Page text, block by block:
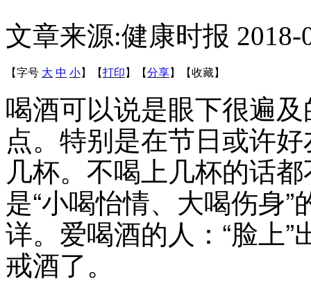
文章来源:健康时报 2018-
【字号 大 中 小】 【打印 】 【分享】 【收藏】
喝酒可以说是眼下很遍
点。特别是在节日或许
几杯。不喝上几杯的话
是“小喝怡情、大喝伤身
详。爱喝酒的人：“脸上
戒酒了。